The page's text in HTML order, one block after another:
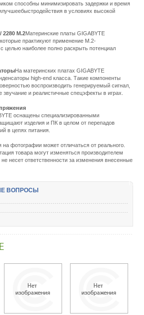
способны минимизировать задержки и время
в условиях высокой
2280 M.2Материнские платы GIGABYTE
практикуют применение M.2-
целью наиболее полно раскрыть потенциал
На материнских платах GIGABYTE
high-end класса. Такие компоненты
воспроизводить генерируемый сигнал,
звучание и реалистичные спецэфекты в играх.
оснащены специализированными
изделия и ПК в целом от перепадов
в цепях питания.
service.com.uacatalog/4513-
kompyuternye-
komplektuyuschie/6474-
gigabyte-
v3-
ddr4.html
на фотографии может отличаться от реального.
товара могут изменяться производителем
несет ответственности за изменения внесенные
ВОПРОСЫ